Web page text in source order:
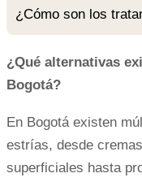
¿Cómo son los
¿Qué alternativas
Bogotá?
En Bogotá existen
estrías, desde
superficiales hasta